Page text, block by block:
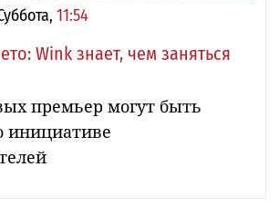
11:54
Wink знает, чем заняться
премьер могут быть
инициативе